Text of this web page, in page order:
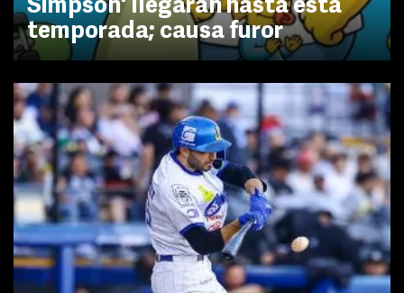
Simpson' llegarán hasta esta
temporada; causa furor